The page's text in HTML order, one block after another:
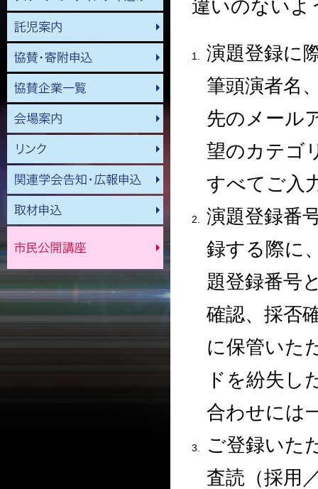
違いのないよ
演題登録に
筆頭演者名
先のメール
望のカテゴ
すべてご入
演題登録番
録する際に
題登録番号
確認、採否
に保管いた
ドを紛失し
合わせには
ご登録いた
査読（採用